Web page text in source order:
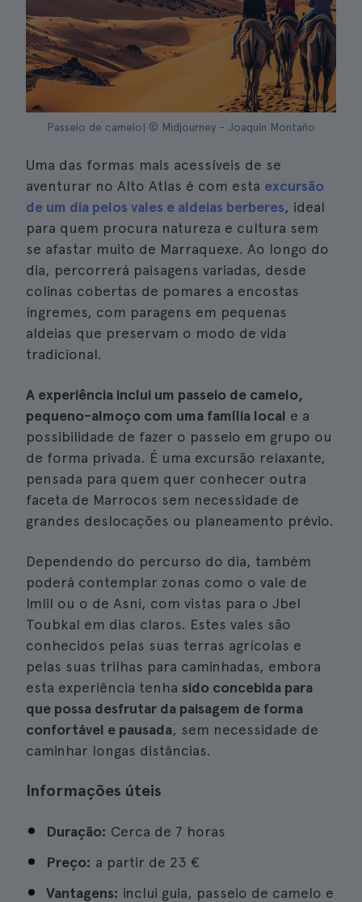
Passeio de camelo| © Midjourney - Joaquín Montaño
Uma das formas mais acessíveis de se
aventurar no Alto Atlas é com esta excursão
de um dia pelos vales e aldeias berberes, ideal
para quem procura natureza e cultura sem
se afastar muito de Marraquexe. Ao longo do
dia, percorrerá paisagens variadas, desde
colinas cobertas de pomares a encostas
íngremes, com paragens em pequenas
aldeias que preservam o modo de vida
tradicional.
A experiência inclui um passeio de camelo,
pequeno-almoço com uma família local e a
possibilidade de fazer o passeio em grupo ou
de forma privada. É uma excursão relaxante,
pensada para quem quer conhecer outra
faceta de Marrocos sem necessidade de
grandes deslocações ou planeamento prévio.
Dependendo do percurso do dia, também
poderá contemplar zonas como o vale de
Imlil ou o de Asni, com vistas para o Jbel
Toubkal em dias claros. Estes vales são
conhecidos pelas suas terras agrícolas e
pelas suas trilhas para caminhadas, embora
esta experiência tenha sido concebida para
que possa desfrutar da paisagem de forma
confortável e pausada, sem necessidade de
caminhar longas distâncias.
Informações úteis
Duração: Cerca de 7 horas
Preço: a partir de 23 €
Vantagens: inclui guia, passeio de camelo e